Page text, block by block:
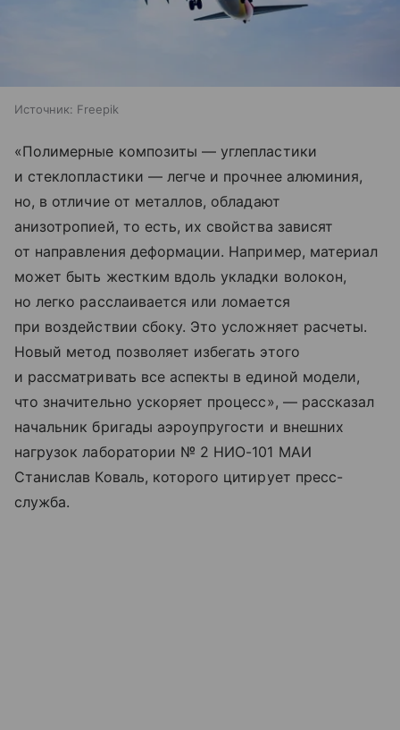
Источник: Freepik
«Полимерные композиты — углепластики
и стеклопластики — легче и прочнее алюминия,
но, в отличие от металлов, обладают
анизотропией, то есть, их свойства зависят
от направления деформации. Например, материал
может быть жестким вдоль укладки волокон,
но легко расслаивается или ломается
при воздействии сбоку. Это усложняет расчеты.
Новый метод позволяет избегать этого
и рассматривать все аспекты в единой модели,
что значительно ускоряет процесс», — рассказал
начальник бригады аэроупругости и внешних
нагрузок лаборатории № 2 НИО-101 МАИ
Станислав Коваль, которого цитирует пресс-
служба.